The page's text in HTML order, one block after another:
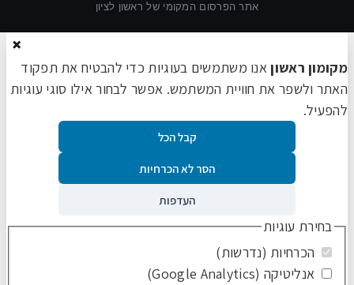
אתר הפרסום המקומי של ראשון לציון
×
מקומון ראשוןאנו משתמשים בעוגיות כדי להבטיח את תפקוד
האתר ולשפר את חוויית המשתמש. אפשר לבחור אילו סוגי עוגיות
להפעיל.
קבל הכל
הסר לא הכרחיות
העדפות
בחירת עוגיות
הכרחיות (נדרשות)
אנליטיקה (Google Analytics)